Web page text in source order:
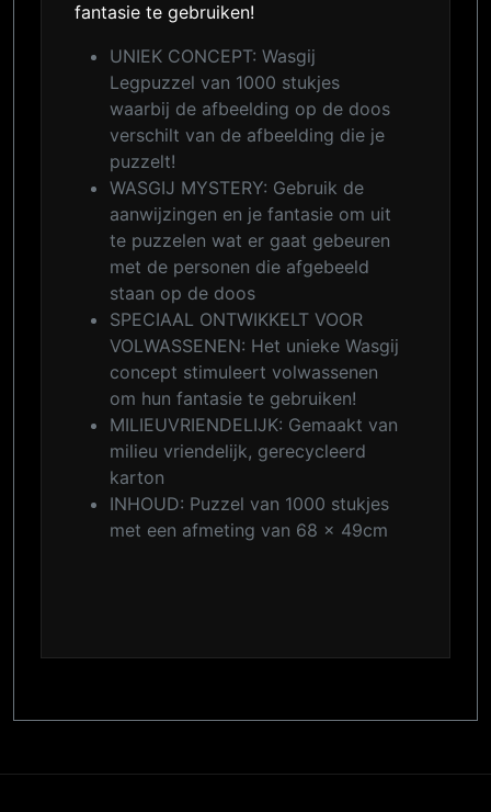
fantasie te gebruiken!
UNIEK CONCEPT: Wasgij
Legpuzzel van 1000 stukjes
waarbij de afbeelding op de doos
verschilt van de afbeelding die je
puzzelt!
WASGIJ MYSTERY: Gebruik de
aanwijzingen en je fantasie om uit
te puzzelen wat er gaat gebeuren
met de personen die afgebeeld
staan op de doos
SPECIAAL ONTWIKKELT VOOR
VOLWASSENEN: Het unieke Wasgij
concept stimuleert volwassenen
om hun fantasie te gebruiken!
MILIEUVRIENDELIJK: Gemaakt van
milieu vriendelijk, gerecycleerd
karton
INHOUD: Puzzel van 1000 stukjes
met een afmeting van 68 x 49cm